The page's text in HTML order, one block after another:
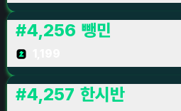
#4,256 뺑민
#4,257 한시반